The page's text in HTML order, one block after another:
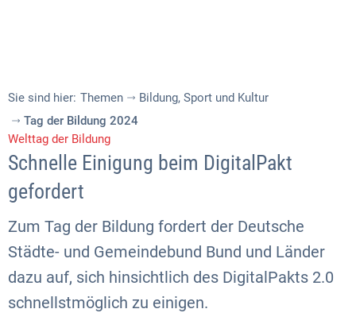
Sie sind hier: Themen
Bildung, Sport und Kultur
Tag der Bildung 2024
Welttag der Bildung
Schnelle Einigung beim DigitalPakt
gefordert
Zum Tag der Bildung fordert der Deutsche
Städte- und Gemeindebund Bund und Länder
dazu auf, sich hinsichtlich des DigitalPakts 2.0
schnellstmöglich zu einigen.